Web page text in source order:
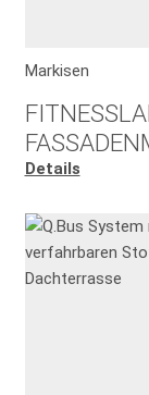
Markisen
Details